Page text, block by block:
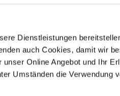
Dienstleistungen
auch Cookies, damit wir
Online Angebot und Ihr
Umständen die Verwendung